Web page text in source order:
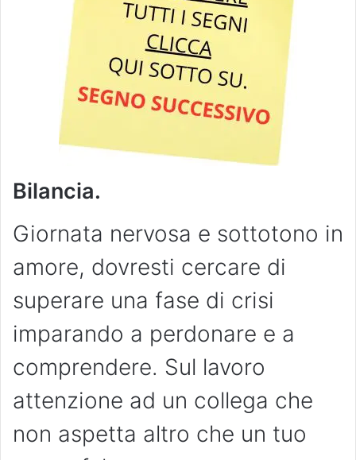
Bilancia.
Giornata nervosa e sottotono in
amore, dovresti cercare di
superare una fase di crisi
imparando a perdonare e a
comprendere. Sul lavoro
attenzione ad un collega che
non aspetta altro che un tuo